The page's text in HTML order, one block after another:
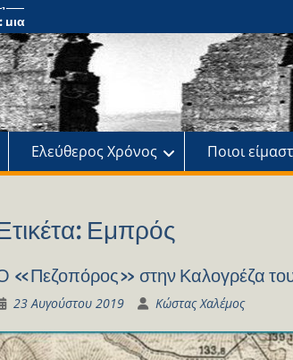
μια
της
από
Ελεύθερος Χρόνος Ποιοι
Εμπρός
«Πεζοπόρος» στην Καλογρέζα
23 Αυγούστου 2019 Κώστας Χαλέμος